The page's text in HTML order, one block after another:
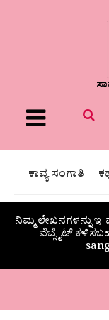
Menu
ಕಾವ್ಯ ಸಂಗಾತಿ
ನಿಮ್ಮ ಲೇಖನಗಳನ್ನು
ವೆಬ್ಸೈಟ್